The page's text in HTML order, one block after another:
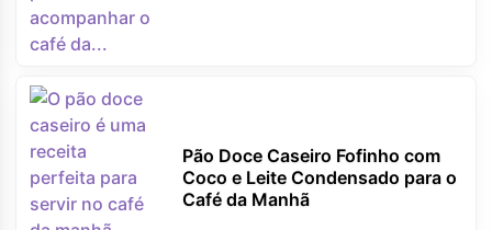
Pão Doce Caseiro Fofinho com
Coco e Leite Condensado para o
Café da Manhã